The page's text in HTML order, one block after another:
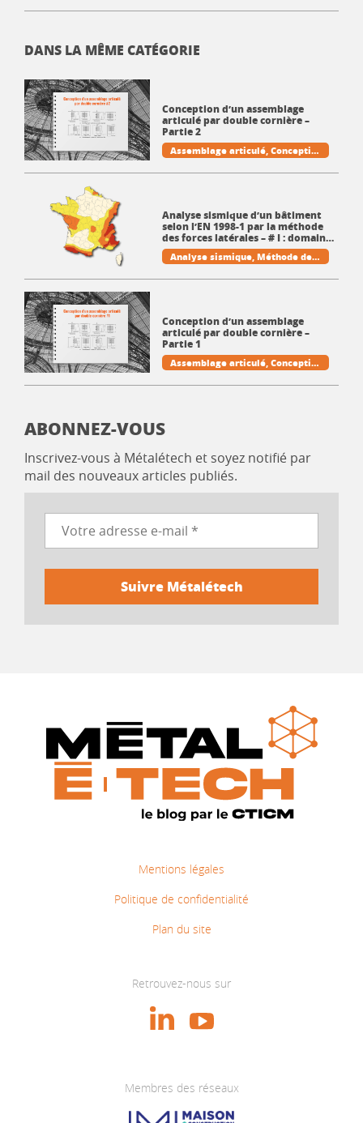
DANS LA MÊME CATÉGORIE
Conception d’un assemblage
articulé par double cornière –
Partie 2
Assemblage articulé Conceptio
n Cornière Poutre Pratique et t
echniques de la CM
Analyse sismique d’un bâtiment
selon l’EN 1998-1 par la méthode
des forces latérales – # I : domaine
d’application et méthode de calcul
Analyse sismique Méthode des
forces latérales Règles parasis
miques Pratique et techniques
Conception d’un assemblage
articulé par double cornière –
Partie 1
Assemblage articulé Conceptio
n Cornière Poutre Pratique et t
echniques de la CM
ABONNEZ-VOUS
Inscrivez-vous à Métalétech et soyez notifié par
mail des nouveaux articles publiés.
Mentions légales
Politique de confidentialité
Plan du site
Retrouvez-nous sur
Membres des réseaux